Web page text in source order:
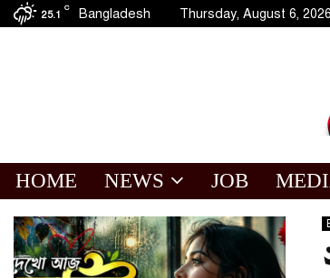
25.1
C Bangladesh Thursday, August 6, 2026
HOME NEWS JOB